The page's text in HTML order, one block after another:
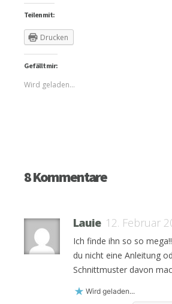
Teilen mit:
Drucken
Gefällt mir:
Wird geladen...
8 Kommentare
Lauie 12. Februar
Ich finde ihn so so
du nicht eine Anleitung
Schnittmuster davon
Wird geladen...